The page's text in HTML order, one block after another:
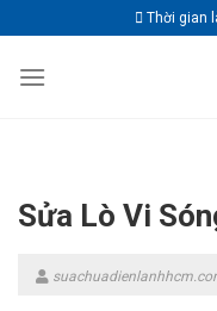
to
content
Thời gian
Sửa Lò Vi